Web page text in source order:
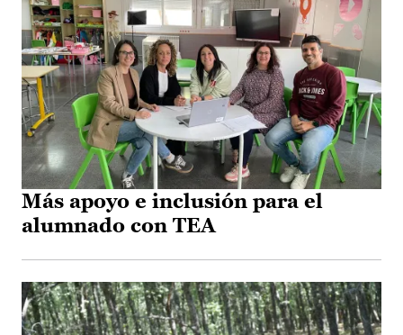
Más apoyo e inclusión para el
alumnado con TEA